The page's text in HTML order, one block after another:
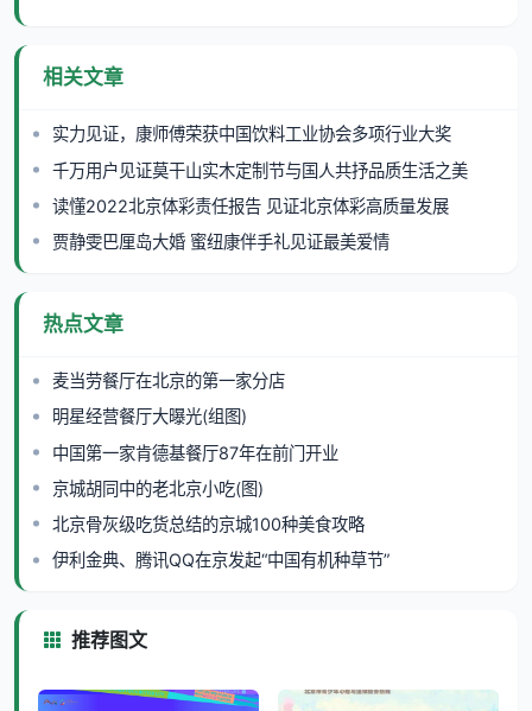
相关文章
实力见证，康师傅荣获中国饮料工业协会多项行业大奖
千万用户见证莫干山实木定制节与国人共抒品质生活之美
读懂2022北京体彩责任报告 见证北京体彩高质量发展
贾静雯巴厘岛大婚 蜜纽康伴手礼见证最美爱情
热点文章
麦当劳餐厅在北京的第一家分店
明星经营餐厅大曝光(组图)
中国第一家肯德基餐厅87年在前门开业
京城胡同中的老北京小吃(图)
北京骨灰级吃货总结的京城100种美食攻略
伊利金典、腾讯QQ在京发起“中国有机种草节”
推荐图文